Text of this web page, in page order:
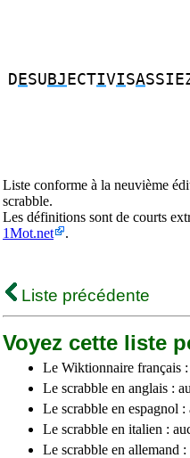
D ESU BJ ECTIVISA
Liste conforme à la neuvième
scrabble.
Les définitions sont de courts
1Mot.net
.
Liste précédente
Voyez cette liste
Le Wiktionnaire français :
Le scrabble en anglais :
Le scrabble en espagnol :
Le scrabble en italien :
Le scrabble en allemand